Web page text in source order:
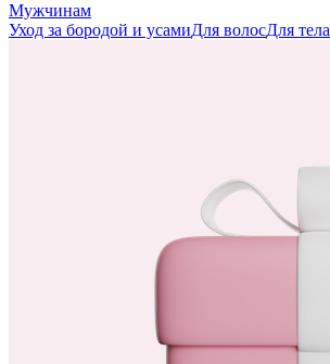
Мужчинам
Уход за бородой и усамиДля волосДля тела